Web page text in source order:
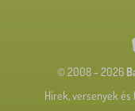
© 2008 - 2026
Hírek, versenyek és